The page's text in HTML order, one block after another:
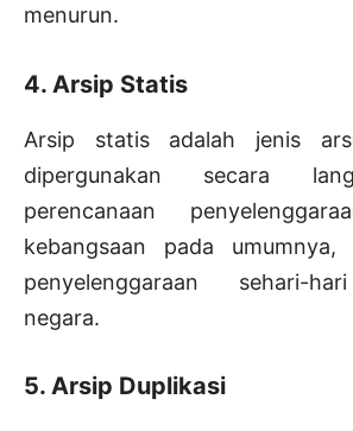
menurun.
4. Arsip Statis
Arsip statis adalah jenis
dipergunakan secara
perencanaan
kebangsaan pada umumnya,
penyelenggaraan sehari-
negara.
5. Arsip Duplikasi